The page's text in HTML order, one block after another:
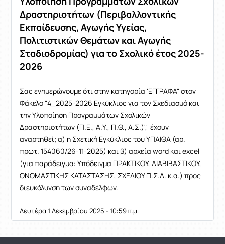
Δραστηριοτήτων (Περιβαλλοντικής
Εκπαίδευσης, Αγωγής Υγείας,
Πολιτιστικών Θεμάτων και Αγωγής
Σταδιοδρομίας) για το Σχολικό έτος 2025-
2026
Σας ενημερώνουμε ότι στην κατηγορία 'ΕΓΓΡΑΦΑ" στον
Φάκελο "4_2025-2026 Εγκύκλιος για τον Σχεδιασμό και
την Υλοποίηση Προγραμμάτων Σχολικών
Δραστηριοτήτων (Π.Ε., Α.Υ., Π.Θ., Α.Σ.)", έχουν
αναρτηθεί; α) η Σχετική Εγκύκλιος του ΥΠΑΙΘΑ (αρ.
πρωτ. 154060/26-11-2025) και β) αρχεία word και excel
(για παράδειγμα: Υπόδειγμα ΠΡΑΚΤΙΚΟΥ, ΔΙΑΒΙΒΑΣΤΙΚΟΥ,
ΟΝΟΜΑΣΤΙΚΗΣ ΚΑΤΑΣΤΑΣΗΣ, ΣΧΕΔΙΟΥ Π.Σ.Δ. κ.α.) προς
διευκόλυνση των συναδέλφων.
Δευτέρα 1 Δεκεμβρίου 2025 - 10:59 π.μ.